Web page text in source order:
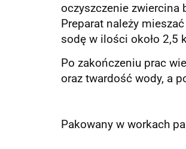
oczyszczenie zwiercina
Preparat należy
sodę w ilości około 2,5
Po zakończeniu prac
oraz twardość wody, a
Pakowany w workach